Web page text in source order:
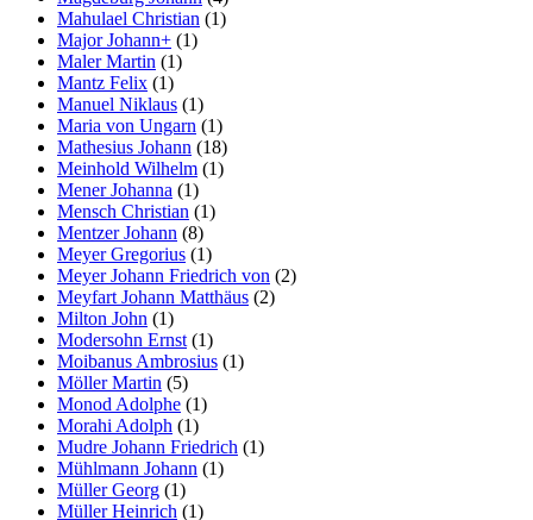
Mahulael Christian (1)
Major Johann+ (1)
Maler Martin (1)
Mantz Felix (1)
Manuel Niklaus (1)
Maria von Ungarn (1)
Mathesius Johann (18)
Meinhold Wilhelm (1)
Mener Johanna (1)
Mensch Christian (1)
Mentzer Johann (8)
Meyer Gregorius (1)
Meyer Johann Friedrich von (2)
Meyfart Johann Matthäus (2)
Milton John (1)
Modersohn Ernst (1)
Moibanus Ambrosius (1)
Möller Martin (5)
Monod Adolphe (1)
Morahi Adolph (1)
Mudre Johann Friedrich (1)
Mühlmann Johann (1)
Müller Georg (1)
Müller Heinrich (1)